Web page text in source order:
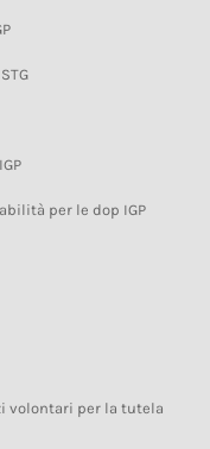
per le dop IGP
volontari per la tutela